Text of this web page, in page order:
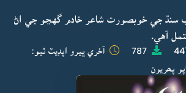
سنڌ جي خوبصورت شاعر خادم گهڃو جي اڻ
آهي.
787 آخري ڀيرو اپڊيٽ ٿيو:
پھريون